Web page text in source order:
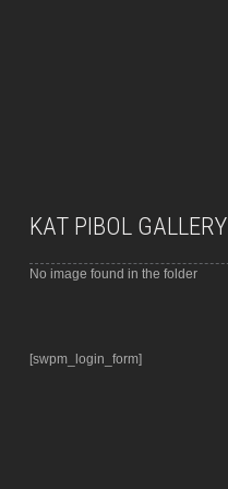
KAT PIBOL GALLERY
No image found in the folder
[swpm_login_form]